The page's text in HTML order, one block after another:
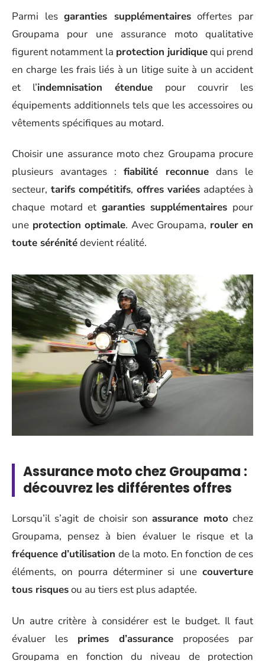
Parmi lesgaranties supplémentairesoffertes par
Groupama pour une assurance moto qualitative
figurent notamment la protection juridiquequi prend
en charge les frais liés à un litige suite à un accident
et l’indemnisation étendue pour couvrir les
équipements additionnels tels que les accessoires ou
vêtements spécifiques au motard.
Choisir une assurance moto chez Groupama procure
plusieurs avantages : fiabilité reconnue dans le
secteur, tarifs compétitifs, offres variées adaptées à
chaque motard et garanties supplémentaires pour
une protection optimale. Avec Groupama, rouler en
toute sérénitédevient réalité.
Assurance moto chez Groupama :
découvrez les différentes offres
Lorsqu’il s’agit de choisir sonassurance moto chez
Groupama, pensez à bien évaluer le risque et la
fréquence d’utilisation de la moto. En fonction de ces
éléments, on pourra déterminer si une couverture
tous risquesou au tiers est plus adaptée.
Un autre critère à considérer est le budget. Il faut
évaluer les primes d’assurance proposées par
Groupama en fonction du niveau de protection